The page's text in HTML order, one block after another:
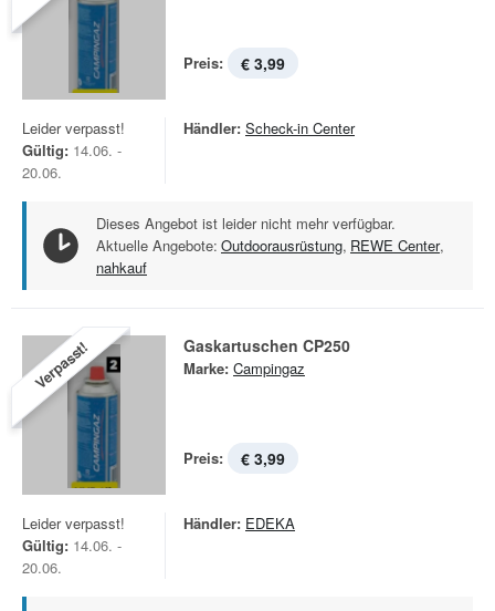
Preis: € 3,99
Leider verpasst!
Gültig: 14.06. -
20.06.
Händler: Scheck-in Center
Dieses Angebot ist leider nicht mehr verfügbar.
Aktuelle Angebote: Outdoorausrüstung, REWE Center,
nahkauf
Verpasst! Gaskartuschen CP250
Marke: Campingaz
Preis: € 3,99
Leider verpasst!
Gültig: 14.06. -
20.06.
Händler: EDEKA